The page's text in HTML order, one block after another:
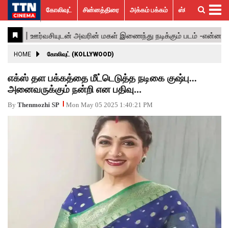
கோலிவுட்
சின்னத்திரை
பாலிவுட்
ஹாலிவுட்
அக்கம்
பக்கம்
ஸ்பெஷல்
ஸ்டோரீஸ்
விமர்சனம்
GALLERY
ACTRESS
ACTORS
MOVIESTILLS
EVENTS
VIDEOS
What’s
Hot
Trending
News
கோலிவுட் சின்னத்திரை அக்கம் பக்கம் ஸ்பெஷல் ஸ்டோரீஸ்
HOME கோலிவுட் (KOLLYWOOD)
எக்ஸ் தள பக்கத்தை மீட்டெடுத்த நடிகை குஷ்பு...
அனைவருக்கும் நன்றி என பதிவு...
By Thenmozhi SP Mon May 05 2025 1:40:21 PM